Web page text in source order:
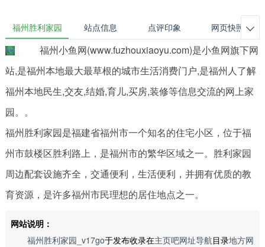
福州胜利家园 站点信息 点评印象 网页快照 
福州小鱼网(www.fuzhouxiaoyu.com)是小鱼网旗下网
站,是福州本地最大最草根的城市生活消费门户,是福州人了解
福州本地民生,交友,结婚,育儿,买房,装修等信息交流的网上家
园。。
福州胜利家园是福建省福州市一个知名的住宅小区，位于福
州市鼓楼区胜利路上，是福州市的繁华区域之一。胜利家园
周边配套设施齐全，交通便利，生活便利，并拥有优质的教
育资源，是许多福州市民理想的居住地点之一。
网站说明：
福州胜利家园_v17go于发布收录在主页吧网址导航目录地方网